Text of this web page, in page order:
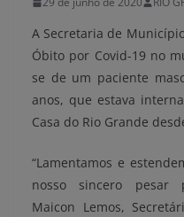
A Secretaria de
Óbito por Covid-19 no
se de um paciente
anos, que estava
Casa do Rio Grande
“Lamentamos e
nosso sincero pesar
Maicon Lemos,